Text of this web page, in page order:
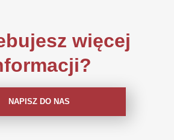
więcej
NAPISZ DO NAS